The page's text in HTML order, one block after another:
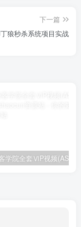
下一篇
狼秒杀系统项目实战
学院全套ⅥP视频(AS版)